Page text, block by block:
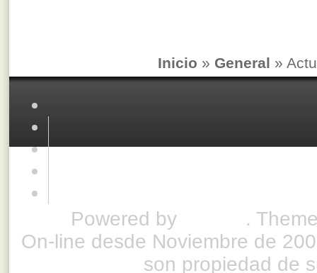
Inicio » General »
Powered by
.
On-line desde Noviembre de
son propiedad de